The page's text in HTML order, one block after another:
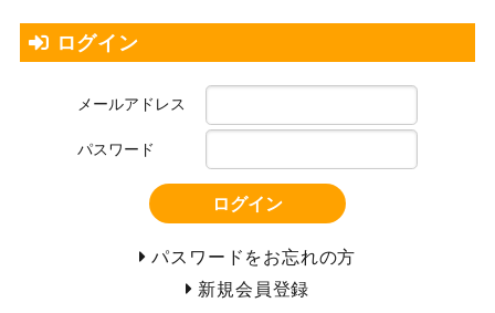
ログイン
メールアドレス
パスワード
ログイン
パスワードをお忘れの方
新規会員登録